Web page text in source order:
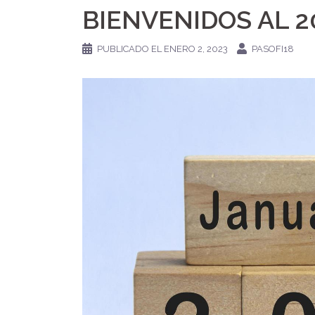
BIENVENIDOS AL
PUBLICADO EL ENERO 2, 2023 PASOFI18